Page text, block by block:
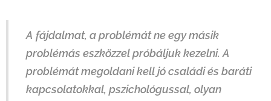
A fájdalmat, a problémát ne egy másik
problémás eszközzel próbáljuk kezelni. A
problémát megoldani kell jó családi és baráti
kapcsolatokkal, pszichológussal, olyan